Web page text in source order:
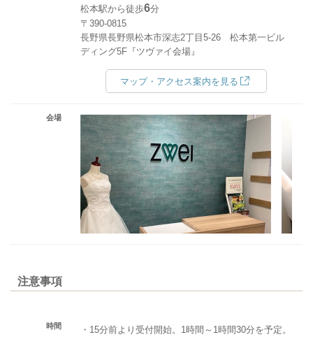
松本駅から徒歩6分
〒390-0815
長野県長野県松本市深志2丁目5-26 松本第一ビル
ディング5F『ツヴァイ会場』
マップ・アクセス案内を見る
会場
注意事項
時間
・15分前より受付開始。1時間～1時間30分を予定。